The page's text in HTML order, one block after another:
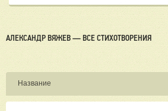
АЛЕКСАНДР ВЯЖЕВ — ВСЕ СТИХОТВОРЕНИЯ
Название